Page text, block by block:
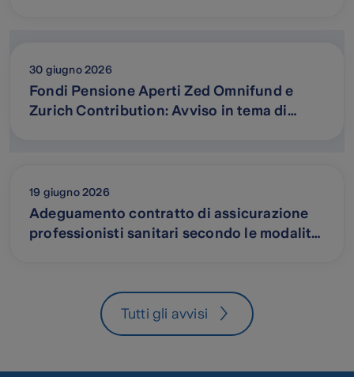
30 giugno 2026
Fondi Pensione Aperti Zed Omnifund e
Zurich Contribution: Avviso in tema di
19 giugno 2026
Adeguamento contratto di assicurazione
professionisti sanitari secondo le modalità
Tutti gli avvisi